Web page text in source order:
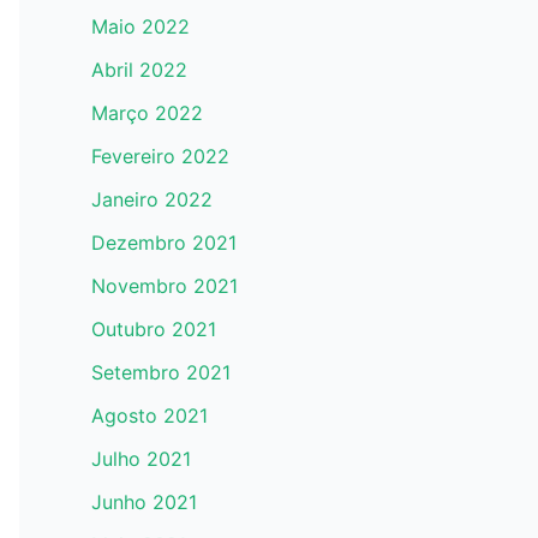
Maio 2022
Abril 2022
Março 2022
Fevereiro 2022
Janeiro 2022
Dezembro 2021
Novembro 2021
Outubro 2021
Setembro 2021
Agosto 2021
Julho 2021
Junho 2021